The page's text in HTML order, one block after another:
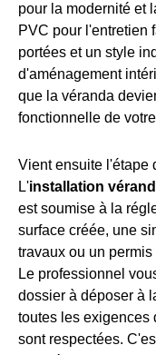
pour la modernité et
PVC pour l'entretien
portées et un style
d'aménagement
que la véranda
fonctionnelle de
Vient ensuite l'étape
L'installation
est soumise à la
surface créée, une
travaux ou un
Le professionnel
dossier à déposer à
toutes les exigences
sont respectées.